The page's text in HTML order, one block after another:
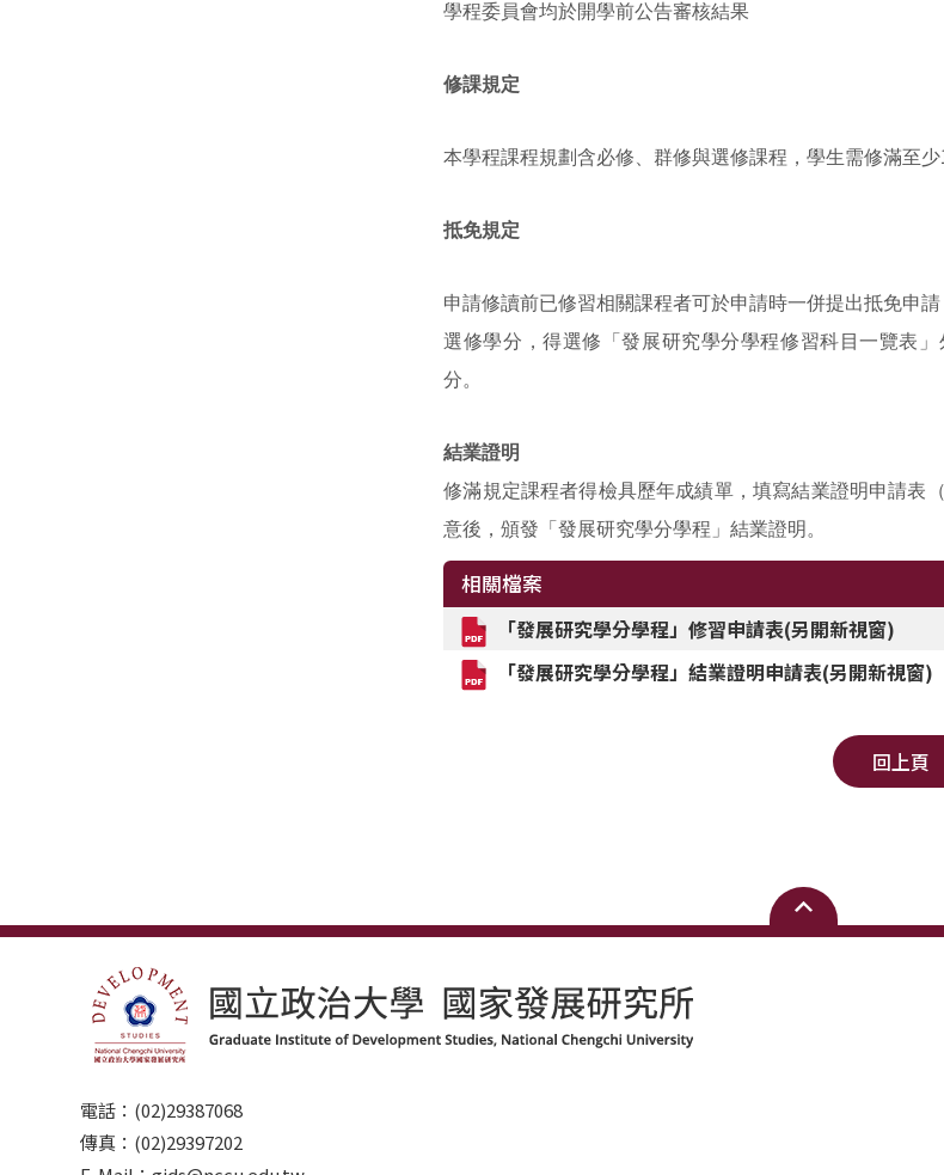
學程委員會均於開學前公告審核結果
修課規定
本學程課程規劃含必修、群修與選修課程，學生需修滿至少
抵免規定
申請修讀前已修習相關課程者可於申請時一併提出抵免申請
選修學分，得選修「發展研究學分學程修習科目一覽表
分。
結業證明
修滿規定課程者得檢具歷年成績單，填寫結業證明申請表
意後，頒發「發展研究學分學程」結業證明。
相關檔案
「發展研究學分學程」修習申請表(另開新視窗)
「發展研究學分學程」結業證明申請表(另開新視窗)
回上頁
電話：(02)29387068
傳真：(02)29397202